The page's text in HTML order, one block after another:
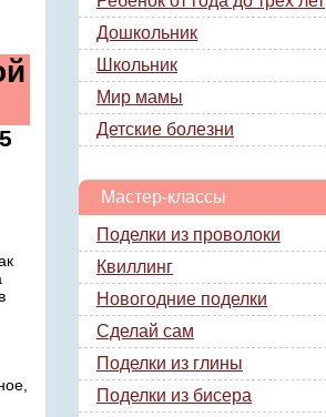
Дошкольник
Школьник
Мир мамы
Детские болезни
Мастер-классы
Поделки из проволоки
Квиллинг
Новогодние поделки
Сделай сам
Поделки из глины
Поделки из бисера